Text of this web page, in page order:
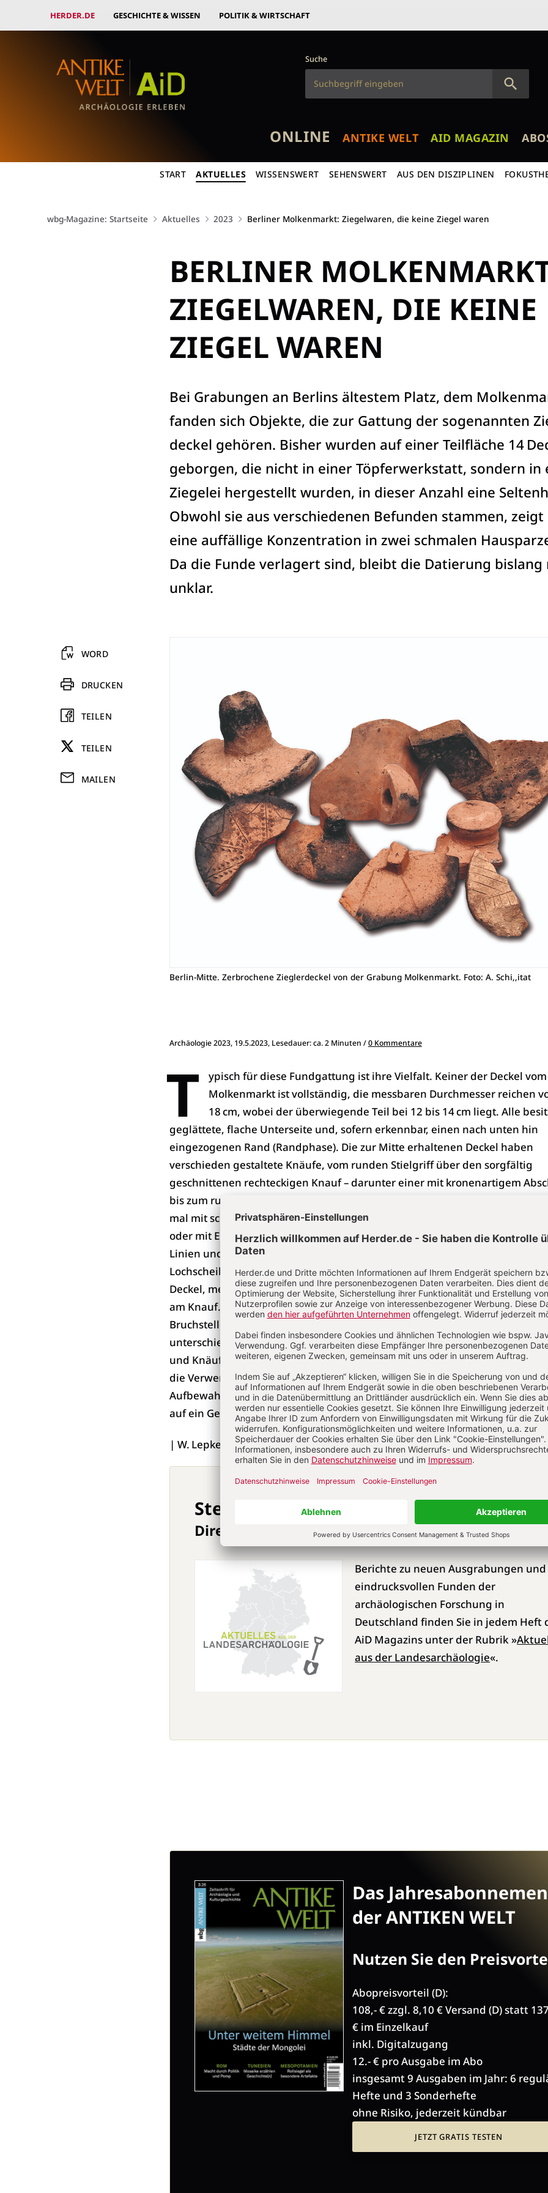
HERDER.DE GESCHICHTE & WISSEN POLITIK & WIRTSCHAFT
Suche
ONLINE ANTIKE WELT AID MAGAZIN
START AKTUELLES WISSENSWERT SEHENSWERT AUS DEN DISZIPLINEN
wbg-Magazine: Startseite Aktuelles 2023 Berliner Molkenmarkt: Ziegelwaren, die keine Ziegel waren
BERLINER
ZIEGELWAREN, DIE KEINE
ZIEGEL WAREN
Bei Grabungen an Berlins ältestem Platz, dem
fanden sich Objekte, die zur Gattung der sogenannten
deckel gehören. Bisher wurden auf einer Teilfläche 14
geborgen, die nicht in einer Töpferwerkstatt, sondern in
Ziegelei hergestellt wurden, in dieser Anzahl eine
Obwohl sie aus verschiedenen Befunden stammen, zeigt
eine auffällige Konzentration in zwei schmalen
Da die Funde verlagert sind, bleibt die Datierung bislang
unklar.
Berlin-Mitte. Zerbrochene Zieglerdeckel von der Grabung Molkenmarkt. Foto: A. Schi,,itat
Archäologie 2023, 19.5.2023, Lesedauer: ca. 2 Minuten /0 Kommentare
T
ypisch für diese Fundgattung ist ihre Vielfalt. Keiner der Deckel vom
Molkenmarkt ist vollständig, die messbaren Durchmesser reichen
18 cm, wobei der überwiegende Teil bei 12 bis 14 cm liegt. Alle
geglättete, flache Unterseite und, sofern erkennbar, einen nach unten hin
eingezogenen Rand (Randphase). Die zur Mitte erhaltenen Deckel haben
verschieden gestaltete Knäufe, vom runden Stielgriff über den sorgfältig
geschnittenen rechteckigen Knauf – darunter einer mit kronenartigem
bis zum runden Scheibengriff mit Loch. Acht Deckel sind auf ihrer
mal mit schrägen und geraden, mal mit strahlenförmigen Ritzlinien zum
oder mit Einstichkerben auf der gesamten Oberfläche. In einem Fall
Linien und Kerben kombiniert zu einem Stern. Ein unverzierter Deckel mit
Lochscheibengriff ist besonders sorgfältig geglättet worden. Rußspuren
Deckel, meist ringförmig außen an der Unterseite, teils auch auf der
am Knauf. Eindeutige Verwendungszwecke sind bisher unklar. Verrußte
Bruchstellen lassen auf lange und vielseitige Nutzung schließen. Große
unterschiedliche Rußspuren, Größen, Dicken und Ausprägungen der
und Knäufe deuten auf mehrere mögliche Funktionen hin. Eine
die Verwendung als Deckel für metallene Kochgefäße und solche zur
Aufbewahrung von Glut. Die Häufung der Funde auf den zwei
auf ein Gewerbe hinweisen.
| W. Lepke, Landesdenkmalamt Berlin
Stets informiert – immer aktuell!
Direkt aus den Bundesländern
Berichte zu neuen Ausgrabungen und
eindrucksvollen Funden der
archäologischen Forschung in
Deutschland finden Sie in jedem Heft
AiD Magazins unter der Rubrik »
aus der Landesarchäologie«.
Das
der ANTIKEN WELT
Nutzen Sie den
Abopreisvorteil (D):
108,- € zzgl. 8,10 € Versand (D) statt
€ im Einzelkauf
inkl. Digitalzugang
12.- € pro Ausgabe im Abo
insgesamt 9 Ausgaben im Jahr: 6
Hefte und 3 Sonderhefte
ohne Risiko, jederzeit kündbar
JETZT GRATIS TESTEN
WORD
DRUCKEN
TEILEN
TEILEN
MAILEN